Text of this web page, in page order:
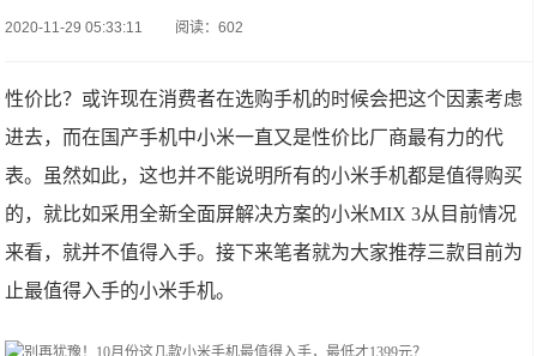
2020-11-29 05:33:11 阅读：602
性价比？或许现在消费者在选购手机的时候会把这个因素考虑
进去，而在国产手机中小米一直又是性价比厂商最有力的代
表。虽然如此，这也并不能说明所有的小米手机都是值得购买
的，就比如采用全新全面屏解决方案的小米MIX 3从目前情况
来看，就并不值得入手。接下来笔者就为大家推荐三款目前为
止最值得入手的小米手机。